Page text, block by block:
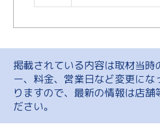
掲載されている内容は取材当時
ー、料金、営業日など変更にな
りますので、最新の情報は店舗
ださい。